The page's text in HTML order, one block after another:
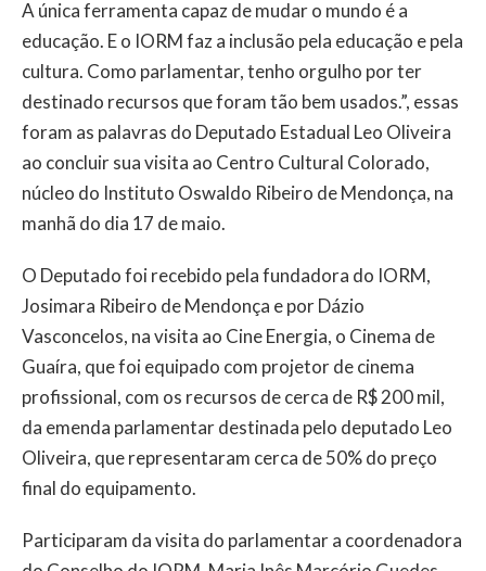
A única ferramenta capaz de mudar o mundo é a
educação. E o IORM faz a inclusão pela educação e pela
cultura. Como parlamentar, tenho orgulho por ter
destinado recursos que foram tão bem usados.”, essas
foram as palavras do Deputado Estadual Leo Oliveira
ao concluir sua visita ao Centro Cultural Colorado,
núcleo do Instituto Oswaldo Ribeiro de Mendonça, na
manhã do dia 17 de maio.
O Deputado foi recebido pela fundadora do IORM,
Josimara Ribeiro de Mendonça e por Dázio
Vasconcelos, na visita ao Cine Energia, o Cinema de
Guaíra, que foi equipado com projetor de cinema
profissional, com os recursos de cerca de R$ 200 mil,
da emenda parlamentar destinada pelo deputado Leo
Oliveira, que representaram cerca de 50% do preço
final do equipamento.
Participaram da visita do parlamentar a coordenadora